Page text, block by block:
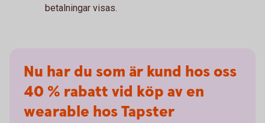
betalningar visas.
Nu har du som är kund hos oss
40 % rabatt vid köp av en
wearable hos Tapster